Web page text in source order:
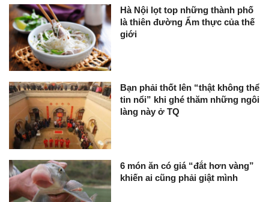
Hà Nội lọt top những thành phố
là thiên đường Ẩm thực của thế
giới
Bạn phải thốt lên “thật không thể
tin nổi” khi ghé thăm những ngôi
làng này ở TQ
6 món ăn có giá “đắt hơn vàng”
khiến ai cũng phải giật mình